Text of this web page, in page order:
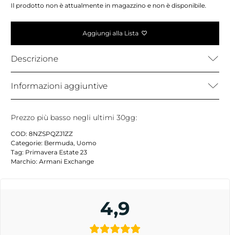
Il prodotto non è attualmente in magazzino e non è disponibile.
Aggiungi alla Lista
Descrizione
Informazioni aggiuntive
Prezzo più basso negli ultimi 30gg:
COD: 8NZSPQZJ1ZZ
Categorie: Bermuda, Uomo
Tag: Primavera Estate 23
Marchio: Armani Exchange
4,9